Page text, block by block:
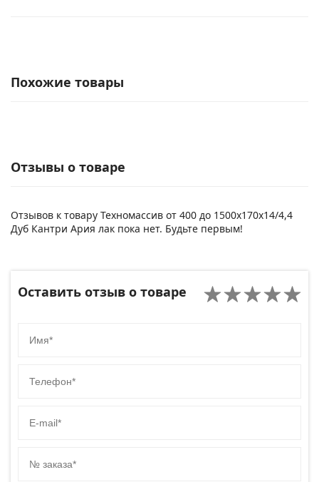
Похожие товары
Отзывы о товаре
Отзывов к товару Техномассив от 400 до 1500х170х14/4,4
Дуб Кантри Ария лак пока нет. Будьте первым!
Оставить отзыв о товаре